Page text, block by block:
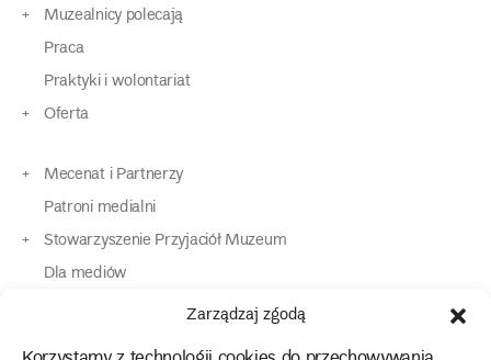
Zarządzaj zgodą
Muzealnicy polecają
Praca
Praktyki i wolontariat
Oferta
Mecenat i Partnerzy
Patroni medialni
Stowarzyszenie Przyjaciół Muzeum
Dla mediów
Dla osób o specjalnych potrzebach